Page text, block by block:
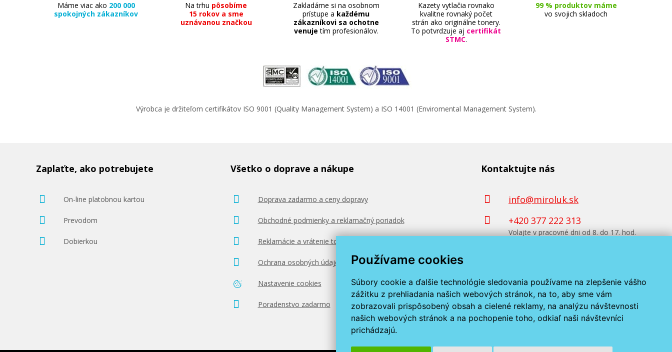
Používame cookies
Súbory cookie a ďalšie technológie sledovania používame na zlepšenie vášho
zážitku z prehliadania našich webových stránok, na to, aby sme vám
zobrazovali prispôsobený obsah a cielené reklamy, na analýzu návštevnosti
našich webových stránok a na pochopenie toho, odkiaľ naši návštevníci
prichádzajú.
Máme viac ako 200 000
spokojných zákazníkov
Na trhu pôsobíme
15 rokov a sme
uznávanou značkou
Zakladáme si na osobnom
prístupe a každému
zákazníkovi sa ochotne
venuje tím profesionálov.
Kazety vytlačia rovnako
kvalitne rovnaký počet
strán ako originálne tonery.
To potvrdzuje aj certifikát
STMC.
99 % produktov máme
vo svojich skladoch
Výrobca je držiteľom certifikátov ISO 9001 (Quality Management System) a ISO 14001 (Enviromental Management System).
Zaplaťte, ako potrebujete
On-line platobnou kartou
Prevodom
Dobierkou
Všetko o doprave a nákupe
Doprava zadarmo a ceny dopravy
Obchodné podmienky a reklamačný poriadok
Reklamácie a vrátenie tovaru
Ochrana osobných údajov
Nastavenie cookies
Poradenstvo zadarmo
Kontaktujte nás
info@miroluk.sk
+420 377 222 313
Volajte v pracovné dni od 8. do 17. hod.